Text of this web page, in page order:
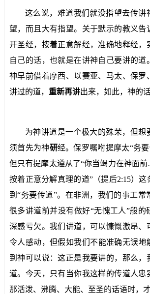
这么说，难道我们就没指望去传讲
望，而且大有指望。关于默示的教义告
开圣经，按着正意解经，准确地释经，
自己的话，也就是在讲神自己要讲的道
神早前借着摩西、以赛亚、马太、保罗
讲过的道， 重新再讲出来，如此，神的
为神讲道是一个极大的殊荣，但想
须首先为神研经。保罗嘱咐提摩太“务
但只有提摩太遵从了“你当竭力在神面
按着正意分解真理的道”（提后2:15）这
到“务要传道”。在非洲，我们的事工常
很多讲道前并没有做好“无愧工人”般的
深感亏欠。我们讲道，可以慷慨激昂、
令人感动，但假如我们不能准确无误
到神可以说：这正是我要讲的，那么，
道。今天，只有当你我这样的传道人忠
那活泼、沸腾、大能、至圣的话语时，